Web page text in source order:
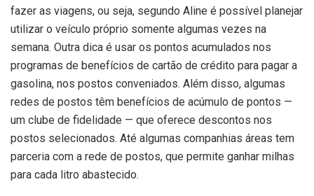
fazer as viagens, ou seja, segundo Aline é possível planejar
utilizar o veículo próprio somente algumas vezes na
semana. Outra dica é usar os pontos acumulados nos
programas de benefícios de cartão de crédito para pagar a
gasolina, nos postos conveniados. Além disso, algumas
redes de postos têm benefícios de acúmulo de pontos —
um clube de fidelidade — que oferece descontos nos
postos selecionados. Até algumas companhias áreas tem
parceria com a rede de postos, que permite ganhar milhas
para cada litro abastecido.